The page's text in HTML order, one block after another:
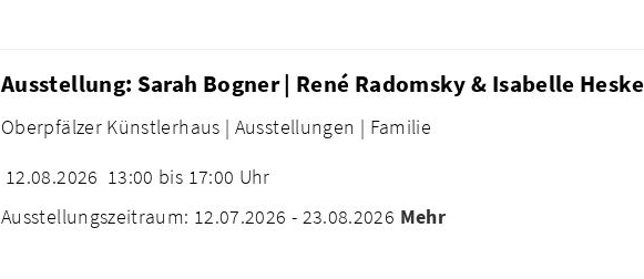
Ausstellung: Sarah Bogner | René Radomsky & Isabelle Heske
Oberpfälzer Künstlerhaus | Ausstellungen | Familie
12.08.2026 13:00 bis 17:00 Uhr
Ausstellungszeitraum: 12.07.2026 - 23.08.2026 Mehr